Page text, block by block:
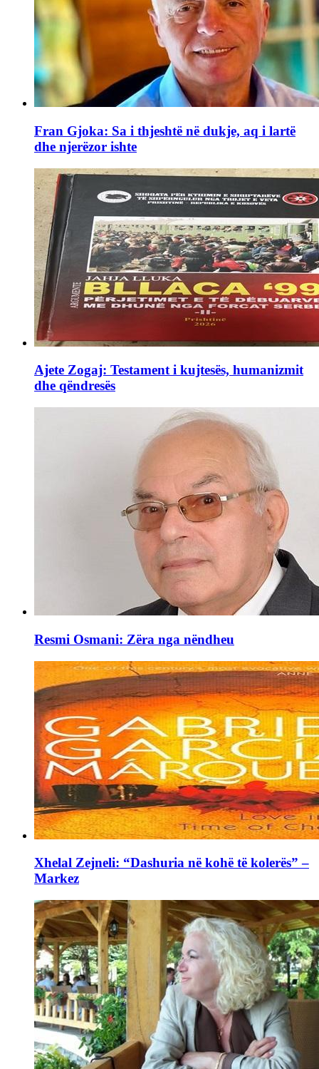
Fran Gjoka: Sa i thjeshtë në dukje, aq i lartë
dhe njerëzor ishte
Ajete Zogaj: Testament i kujtesës, humanizmit
dhe qëndresës
Resmi Osmani: Zëra nga nëndheu
Xhelal Zejneli: “Dashuria në kohë të kolerës” –
Markez